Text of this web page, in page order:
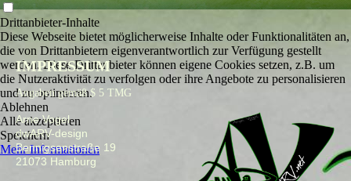
IMPRESSUM
Angaben gemäß $ 5 TMG
Arne Vogel
dwARV-design
Bennigsenstraße 19
21073 Hamburg
Drittanbieter-Inhalte
Diese Webseite bietet möglicherweise Inhalte oder Funktionalitäten an,
die von Drittanbietern eigenverantwortlich zur Verfügung gestellt
werden. Diese Drittanbieter können eigene Cookies setzen, z.B. um
die Nutzeraktivität zu verfolgen oder ihre Angebote zu personalisieren
und zu optimieren.
Ablehnen
Alle akzeptieren
Speichern
Mehr Informationen